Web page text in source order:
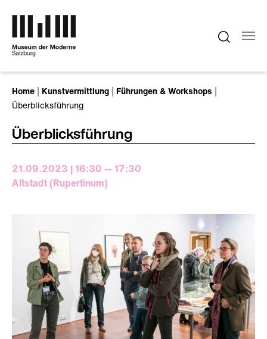
Home Kunstvermittlung
Führungen & Workshops
Überblicksführung
Überblicksführung
21.09.2023 | 16:30 — 17:30
Altstadt (Rupertinum)